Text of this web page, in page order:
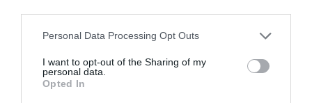
Personal Data Processing Opt Outs
I want to opt-out of the Sharing of my
personal data.
Opted In